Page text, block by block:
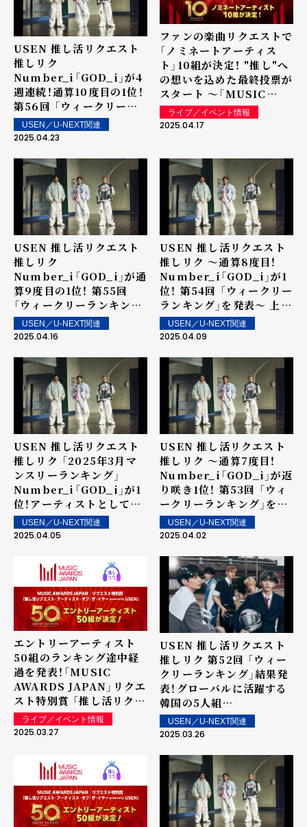
USEN 推し活リクエスト
推しリク
Number_i「GOD_i」が4
週連続！通算10度目の1位！
第56回 「ウィークリーラ
ンキング」を発表～ 上位ラ
ンクイン楽曲は街中・店内
USEN／U-NEXT関連
2025.04.23
ファンの楽曲リクエストで
「ノミネートアーティス
ト」10組が決定！ "推し"へ
の想いを込めた最終投票が
スタート ～「MUSIC
AWARDS JAPAN」リクエ
スト特別賞 「推し活リクエ
USEN」の表彰に向けて～
ライブ／イベント情報
2025.04.17
USEN 推し活リクエスト
推しリク
Number_i「GOD_i」が通
算9度目の1位！ 第55回
「ウィークリーランキン
グ」を発表～ 上位ランクイ
ン楽曲は街中・店内で配
USEN／U-NEXT関連
2025.04.16
USEN 推し活リクエスト
推しリク ～通算8度目！
Number_i「GOD_i」が1
位！ 第54回 「ウィークリー
ランキング」を発表～ 上位
ランクイン楽曲は街中・店
内で配信！
USEN／U-NEXT関連
2025.04.09
USEN 推し活リクエスト
推しリク 「2025年3月マ
ンスリーランキング」
Number_i「GOD_i」が1
位！アーティストとしては
4か月連続の1位を記録！
USEN／U-NEXT関連
2025.04.05
USEN 推し活リクエスト
推しリク ～通算7度目！
Number_i「GOD_i」が返
り咲き1位！ 第53回 「ウィ
ークリーランキング」を発
表～ 上位ランクイン楽曲
は街中・店内で配信！
USEN／U-NEXT関連
2025.04.02
エントリーアーティスト
50組のランキング途中経
過を発表！「MUSIC
AWARDS JAPAN」リクエ
スト特別賞 「推し活リクエ
スト・アーティスト・オブ・
ザ・イヤー powered by
ライブ／イベント情報
2025.03.27
USEN 推し活リクエスト
推しリク 第52回 「ウィー
クリーランキング」結果発
表！グローバルに活躍する
韓国の5人組
TOMORROW X
TOGETHER「Over The
得！ 上位ランクイン楽曲は
街中・店内で配信！
USEN／U-NEXT関連
2025.03.26